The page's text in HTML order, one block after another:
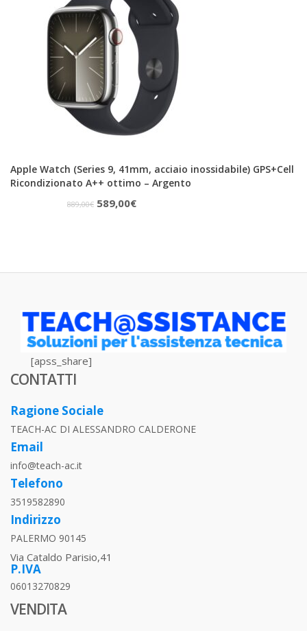
1.009,00€.649,00€.
Apple Watch (Series 9, 41mm, acciaio inossidabile) GPS+Cell
Ricondizionato A++ ottimo – Argento
889,00€ Il
589,00€Il
[apss_share]
CONTATTI
Ragione Sociale
TEACH-AC DI ALESSANDRO CALDERONE
Email
info@teach-ac.it
Telefono
3519582890
Indirizzo
PALERMO 90145
Via Cataldo Parisio,41
P.IVA
06013270829
VENDITA